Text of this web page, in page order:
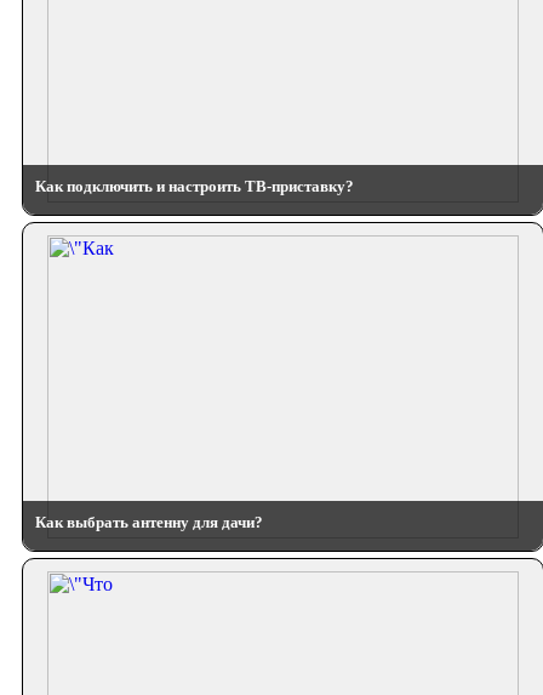
Как подключить и настроить ТВ-приставку?
Как выбрать антенну для дачи?